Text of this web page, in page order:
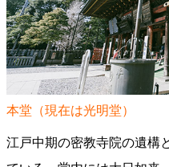
本堂（現在は光明堂）
江戸中期の密教寺院の遺構